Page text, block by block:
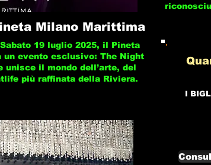
I
Milano Marittima
19 luglio 2025, il Pineta
evento esclusivo: The Night
unisce il mondo dell’arte, del
più raffinata della Riviera.